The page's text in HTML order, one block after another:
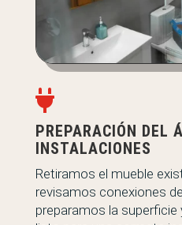

PREPARACIÓN DEL
INSTALACIONES
Retiramos el mueble
revisamos conexiones
preparamos la